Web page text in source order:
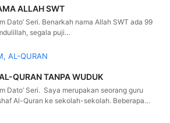
ALLAH SWT
Dato’ Seri. Benarkah nama Allah SWT ada 99
segala puji…
QURAN TANPA WUDUK
Dato’ Seri. Saya merupakan seorang guru
Al-Quran ke sekolah-sekolah. Beberapa…